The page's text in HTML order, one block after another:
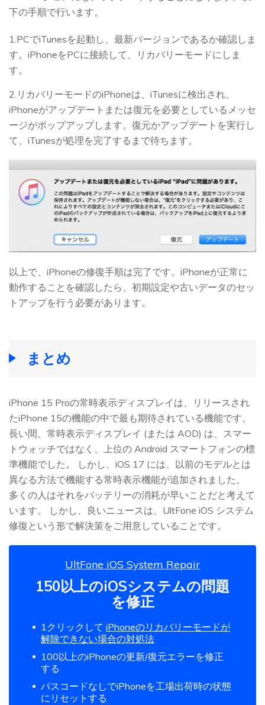
下の手順で行います。
1.PCでiTunesを起動し、最新バージョンであるか確認しま
す。iPhoneをPCに接続して、リカバリーモードにしま
す。
2.リカバリーモードのiPhoneは、iTunesに検出され、
iPhoneがアップデートまたは復元を必要としているメッセ
ージがポップアップします。復元かアップデートを実行し
て、iTunesが処理を完了するまで待ちます。
以上で、iPhoneの修復手順は完了です。iPhoneが正常に
動作することを確認したら、初期設定や古いデータのセッ
トアップを行う必要があります。
まとめ
iPhone 15 Proの常時表示ディスプレイは、リリースされ
たiPhone 15の機能の中で最も期待されている機能です。
長い間、常時表示ディスプレイ (または AOD) は、スマー
トウォッチではなく、上位の Android スマートフォンの標
準機能でした。 しかし、iOS 17 には、以前のモデルとは
異なる方法で機能する常時表示機能が追加されました。
多くの人はそれをバッテリーの消耗が早いことだと考えて
います。 しかし、良いニュースは、UltFone iOS システム
修復という形で解決策をご用意していることです。
UltFone iOS System Repair
150以上のiOSシステムの問題
を修正
1クリックして iPhoneのリカバリーモードが
解除できない場合の対処法
100以上のiPhoneの更新/復元エラーを修正
する
パスコードなしでiPhoneを工場出荷時の状態
にリセットする